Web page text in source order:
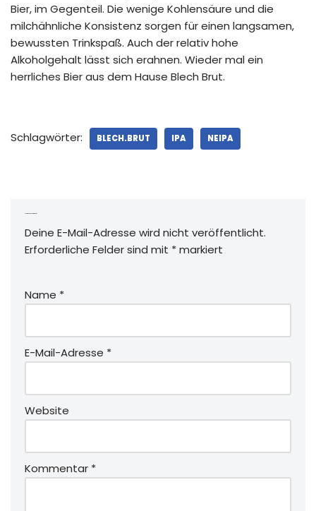
Bier, im Gegenteil. Die wenige Kohlensäure und die
milchähnliche Konsistenz sorgen für einen langsamen,
bewussten Trinkspaß. Auch der relativ hohe
Alkoholgehalt lässt sich erahnen. Wieder mal ein
herrliches Bier aus dem Hause Blech Brut.
Schlagwörter: BLECH.BRUT IPA NEIPA
Deine E-Mail-Adresse wird nicht veröffentlicht.
Erforderliche Felder sind mit *markiert
Name *
E-Mail-Adresse *
Website
Kommentar *